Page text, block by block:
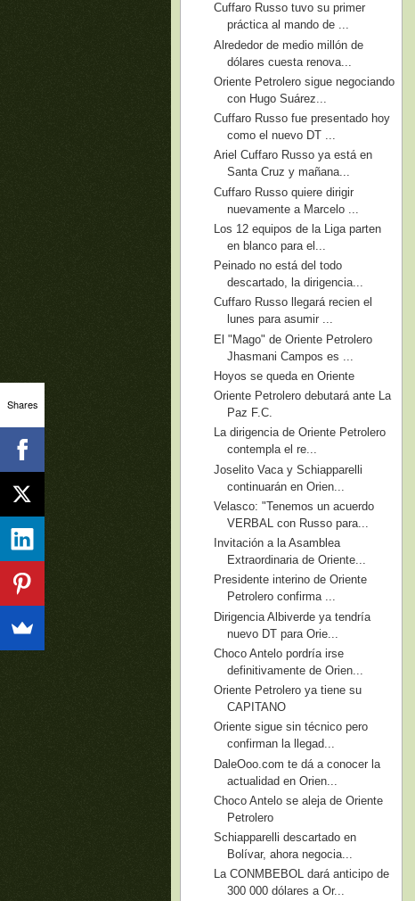
Cuffaro Russo tuvo su primer
práctica al mando de ...
Alrededor de medio millón de
dólares cuesta renova...
Oriente Petrolero sigue negociando
con Hugo Suárez...
Cuffaro Russo fue presentado hoy
como el nuevo DT ...
Ariel Cuffaro Russo ya está en
Santa Cruz y mañana...
Cuffaro Russo quiere dirigir
nuevamente a Marcelo ...
Los 12 equipos de la Liga parten
en blanco para el...
Peinado no está del todo
descartado, la dirigencia...
Cuffaro Russo llegará recien el
lunes para asumir ...
El "Mago" de Oriente Petrolero
Jhasmani Campos es ...
Hoyos se queda en Oriente
Oriente Petrolero debutará ante La
Paz F.C.
La dirigencia de Oriente Petrolero
contempla el re...
Joselito Vaca y Schiapparelli
continuarán en Orien...
Velasco: "Tenemos un acuerdo
VERBAL con Russo para...
Invitación a la Asamblea
Extraordinaria de Oriente...
Presidente interino de Oriente
Petrolero confirma ...
Dirigencia Albiverde ya tendría
nuevo DT para Orie...
Choco Antelo pordría irse
definitivamente de Orien...
Oriente Petrolero ya tiene su
CAPITANO
Oriente sigue sin técnico pero
confirman la llegad...
DaleOoo.com te dá a conocer la
actualidad en Orien...
Choco Antelo se aleja de Oriente
Petrolero
Schiapparelli descartado en
Bolívar, ahora negocia...
La CONMBEBOL dará anticipo de
300 000 dólares a Or...
Shares